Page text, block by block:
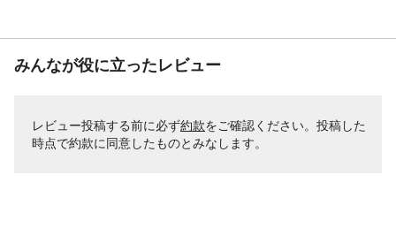
みんなが役に立ったレビュー
レビュー投稿する前に必ず約款をご確認ください。投稿した
時点で約款に同意したものとみなします。